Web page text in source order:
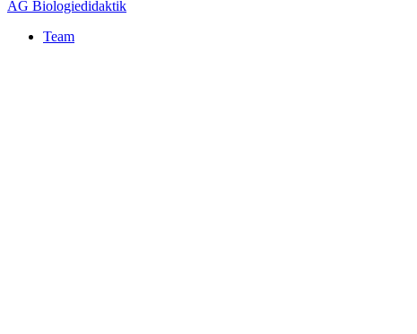
AG Biologiedidaktik
Team